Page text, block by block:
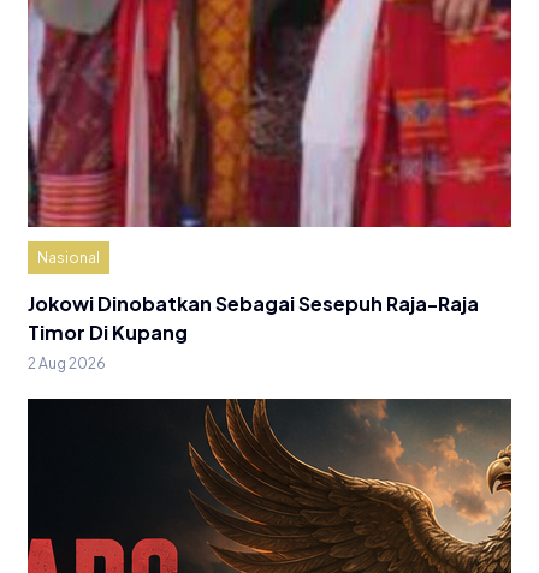
Nasional
Jokowi Dinobatkan Sebagai Sesepuh Raja-Raja
Timor Di Kupang
2 Aug 2026